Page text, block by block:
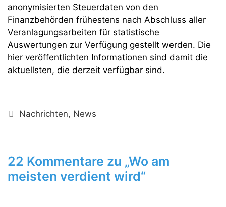
anonymisierten Steuerdaten von den
Finanzbehörden frühestens nach Abschluss aller
Veranlagungsarbeiten für statistische
Auswertungen zur Verfügung gestellt werden. Die
hier veröffentlichten Informationen sind damit die
aktuellsten, die derzeit verfügbar sind.
Kategorien
Nachrichten, News
22 Kommentare zu „Wo am
meisten verdient wird“